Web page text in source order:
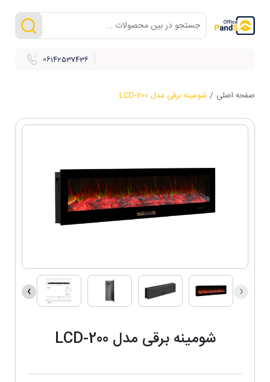
06142537436
صفحه اصلی / شومینه برقی مدل LCD-200
‹
›
شومینه برقی مدل LCD-200